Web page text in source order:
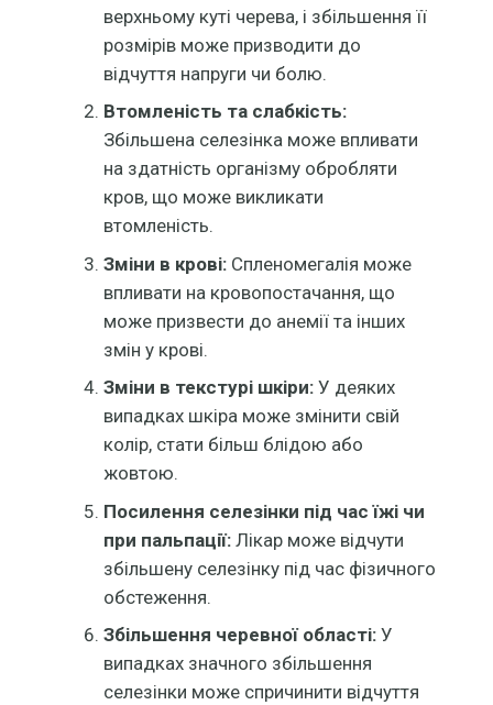
верхньому куті черева, і збільшення її
розмірів може призводити до
відчуття напруги чи болю.
Втомленість та слабкість:
Збільшена селезінка може впливати
на здатність організму обробляти
кров, що може викликати
втомленість.
Зміни в крові:Спленомегалія може
впливати на кровопостачання, що
може призвести до анемії та інших
змін у крові.
Зміни в текстурі шкіри:У деяких
випадках шкіра може змінити свій
колір, стати більш блідою або
жовтою.
Посилення селезінки під час їжі чи
при пальпації:Лікар може відчути
збільшену селезінку під час фізичного
обстеження.
Збільшення черевної області:У
випадках значного збільшення
селезінки може спричинити відчуття